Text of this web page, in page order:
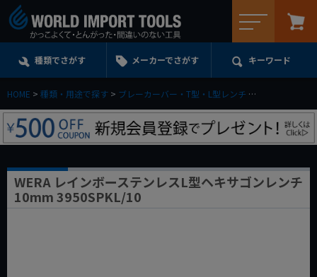
種類でさがす メーカーでさがす キーワード
HOME 種類・用途で探す ブレーカーバー・T型・L型レンチ
WERA レインボーステンレスL型ヘキサゴンレンチ
10mm 3950SPKL/10